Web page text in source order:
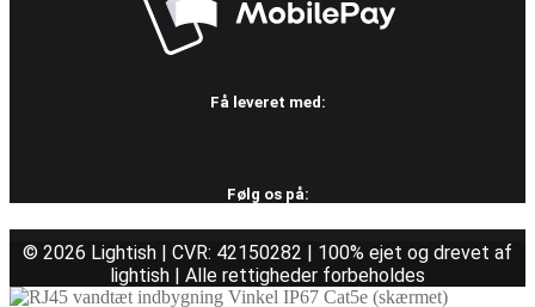
Få leveret med:
Følg os på:
© 2026 Lightish | CVR: 42150282 | 100% ejet og drevet af
lightish | Alle rettigheder forbeholdes